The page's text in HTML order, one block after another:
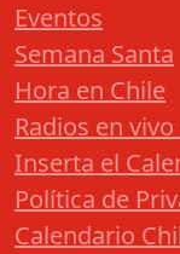
Eventos
Semana Santa
Hora en Chile
Radios en vivo
Inserta el
Política de
Calendario